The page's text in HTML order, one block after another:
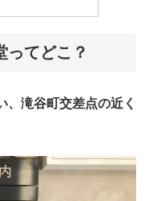
ってどこ？
、滝谷町交差点の近く